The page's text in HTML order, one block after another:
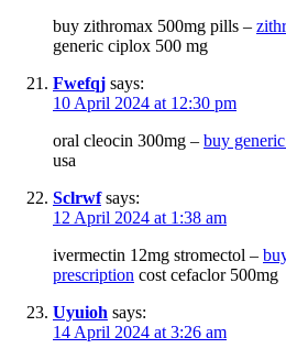
buy zithromax 500mg pills –
generic ciplox 500 mg
Fwefqj says:
10 April 2024 at 12:30 pm
oral cleocin 300mg – buy
usa
Sclrwf says:
12 April 2024 at 1:38 am
ivermectin 12mg stromectol –
prescription cost cefaclor 500mg
Uyuioh says:
14 April 2024 at 3:26 am